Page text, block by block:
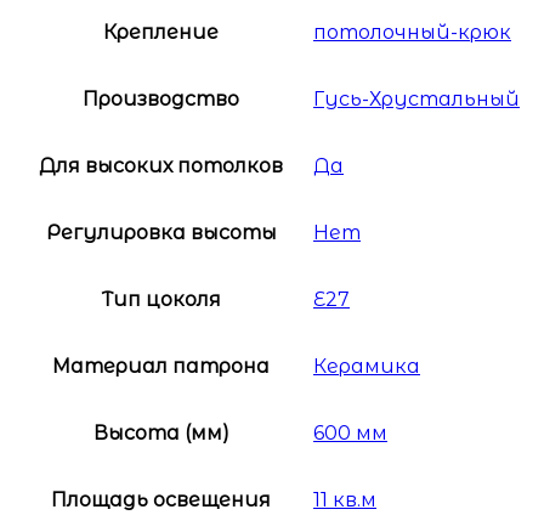
Крепление потолочный-крюк
Производство Гусь-Хрустальный
Для высоких потолков Да
Регулировка высоты Нет
Тип цоколя E27
Материал патрона Керамика
Высота (мм) 600 мм
Площадь освещения 11 кв.м